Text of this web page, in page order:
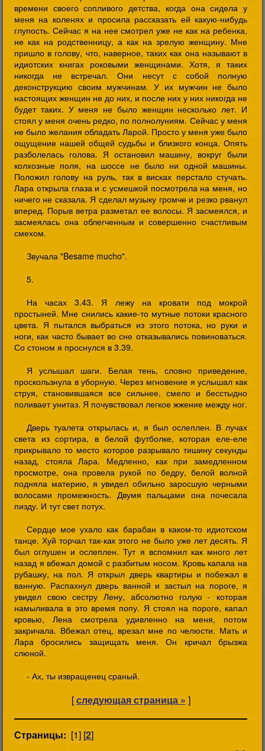
времени своего сопливого детства, когда она сидела у
меня на коленях и просила рассказать ей какую-нибудь
глупость. Сейчас я на нее смотрел уже не как на ребенка,
не как на родственницу, а как на зрелую женщину. Мне
пришло в голову, что, наверное, таких как она называют в
идиотских книгах роковыми женщинами. Хотя, я таких
никогда не встречал. Они несут с собой полную
деконструкцию своим мужчинам. У их мужчин не было
настоящих женщин не до них, и после них у них никогда не
будет таких. У меня не было женщин несколько лет. И
стоял у меня очень редко, по полнолуниям. Сейчас у меня
не было желания обладать Ларой. Просто у меня уже было
ощущение нашей общей судьбы и близкого конца. Опять
разболелась голова. Я остановил машину, вокруг были
колхозные поля, на шоссе не было ни одной машины.
Положил голову на руль, так в висках перстало стучать.
Лара открыла глаза и с усмешкой посмотрела на меня, но
ничего не сказала. Я сделал музыку громче и резко рванул
вперед. Порыв ветра разметал ее волосы. Я засмеялся, и
засмеялась она облегченным и совершенно счастливым
смехом.
Звучала "Besame mucho".
5.
На часах 3.43. Я лежу на кровати под мокрой
простыней. Мне снились какие-то мутные потоки красного
цвета. Я пытался выбраться из этого потока, но руки и
ноги, как часто бывает во сне отказывались повиноваться.
Со стоном я проснулся в 3.39.
Я услышал шаги. Белая тень, словно приведение,
проскользнула в уборную. Через мгновение я услышал как
струя, становившаяся все сильнее, смело и бесстыдно
поливает унитаз. Я почувствовал легкое жжение между ног.
Дверь туалета открылась и, я был ослеплен. В лучах
света из сортира, в белой футболке, которая еле-еле
прикрывало то место которое разрывало тишину секунды
назад, стояла Лара. Медленно, как при замедленном
просмотре, она провела рукой по бедру, белой волной
подняла материю, я увидел обильно заросшую черными
волосами промежность. Двумя пальцами она почесала
пизду. И тут свет потух.
Сердце мое ухало как барабан в каком-то идиотском
танце. Хуй торчал так-как этого не было уже лет десять. Я
был оглушен и ослеплен. Тут я вспомнил как много лет
назад я вбежал домой с разбитым носом. Кровь капала на
рубашку, на пол. Я открыл дверь квартиры и побежал в
ванную. Распахнул дверь ванной и застыл на пороге, я
увидел свою сестру Лену, абсолютно голую - которая
намыливала в это время попу. Я стоял на пороге, капал
кровью, Лена смотрела удивленно на меня, потом
закричала. Вбежал отец, врезал мне по челюсти. Мать и
Лара бросились защищать меня. Он кричал брызжа
слюной.
- Ах, ты извращенец сраный.
[следующая страница » ]
Страницы: [1] [2]